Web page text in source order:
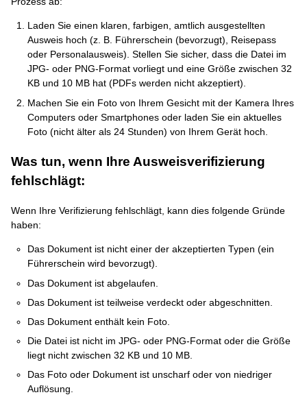
Laden Sie einen klaren, farbigen, amtlich ausgestellten
Ausweis hoch (z. B. Führerschein (bevorzugt), Reisepass
oder Personalausweis). Stellen Sie sicher, dass die Datei im
JPG- oder PNG-Format vorliegt und eine Größe zwischen 32
KB und 10 MB hat (PDFs werden nicht akzeptiert).
Machen Sie ein Foto von Ihrem Gesicht mit der Kamera Ihres
Computers oder Smartphones oder laden Sie ein aktuelles
Foto (nicht älter als 24 Stunden) von Ihrem Gerät hoch.
Was tun, wenn Ihre Ausweisverifizierung
fehlschlägt:
Wenn Ihre Verifizierung fehlschlägt, kann dies folgende Gründe
haben:
Das Dokument ist nicht einer der akzeptierten Typen (ein
Führerschein wird bevorzugt).
Das Dokument ist abgelaufen.
Das Dokument ist teilweise verdeckt oder abgeschnitten.
Das Dokument enthält kein Foto.
Die Datei ist nicht im JPG- oder PNG-Format oder die Größe
liegt nicht zwischen 32 KB und 10 MB.
Das Foto oder Dokument ist unscharf oder von niedriger
Auflösung.